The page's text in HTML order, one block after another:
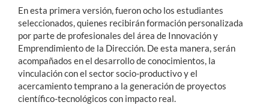
En esta primera versión, fueron ocho los estudiantes
seleccionados, quienes recibirán formación personalizada
por parte de profesionales del área de Innovación y
Emprendimiento de la Dirección. De esta manera, serán
acompañados en el desarrollo de conocimientos, la
vinculación con el sector socio-productivo y el
acercamiento temprano a la generación de proyectos
científico-tecnológicos con impacto real.